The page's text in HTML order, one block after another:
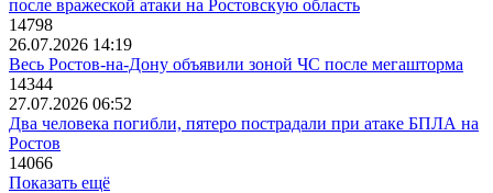
после вражеской атаки на Ростовскую область
14798
26.07.2026 14:19
Весь Ростов-на-Дону объявили зоной ЧС после мегашторма
14344
27.07.2026 06:52
Два человека погибли, пятеро пострадали при атаке БПЛА на
Ростов
14066
Показать ещё